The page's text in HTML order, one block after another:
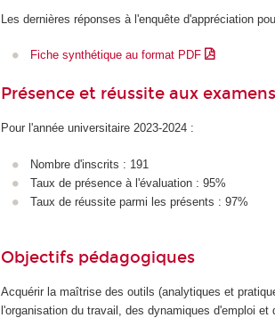
Les dernières réponses à l'enquête d'appréciation
Fiche synthétique au format PDF
Présence et réussite aux examens
Pour l'année universitaire 2023-2024 :
Nombre d'inscrits : 191
Taux de présence à l'évaluation : 95%
Taux de réussite parmi les présents : 97%
Objectifs pédagogiques
Acquérir la maîtrise des outils (analytiques et
l'organisation du travail, des dynamiques d'emploi